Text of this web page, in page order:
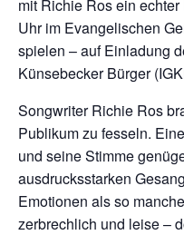
mit Richie Ros ein
Uhr im Evangelischen
spielen – auf Einladung
Künsebecker Bürger
Songwriter Richie Ros
Publikum zu fesseln.
und seine Stimme
ausdrucksstarken
Emotionen als so
zerbrechlich und leise –